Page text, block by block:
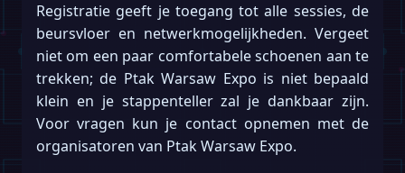
Registratie geeft je toegang tot alle sessies, de
beursvloer en netwerkmogelijkheden. Vergeet
niet om een paar comfortabele schoenen aan te
trekken; de Ptak Warsaw Expo is niet bepaald
klein en je stappenteller zal je dankbaar zijn.
Voor vragen kun je contact opnemen met de
organisatoren van Ptak Warsaw Expo.